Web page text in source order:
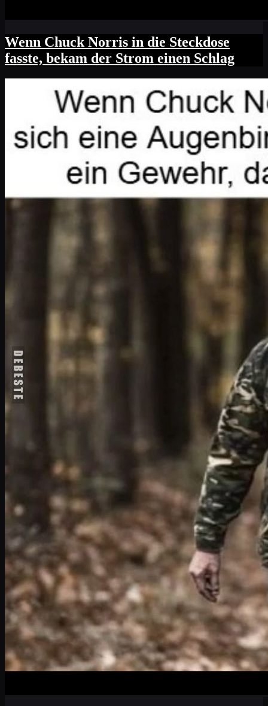
Wenn Chuck Norris in die Steckdose
fasste, bekam der Strom einen Schlag